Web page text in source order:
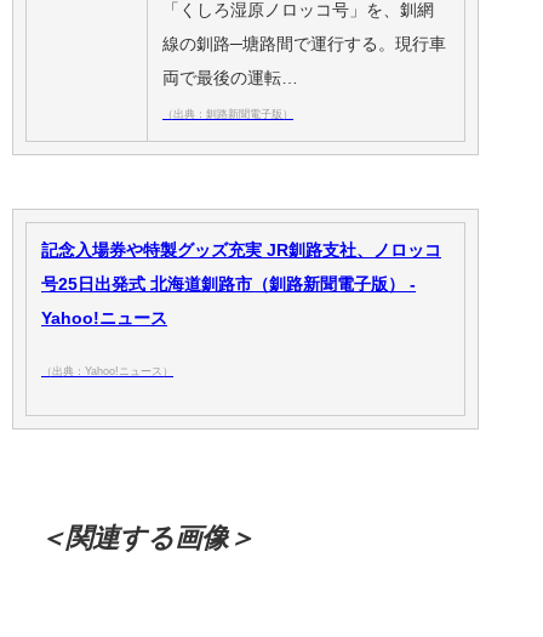
「くしろ湿原ノロッコ号」を、釧網
線の釧路─塘路間で運行する。現行車
両で最後の運転…
（出典：釧路新聞電子版）
記念入場券や特製グッズ充実 JR釧路支社、ノロッコ
号25日出発式 北海道釧路市（釧路新聞電子版） -
Yahoo!ニュース
（出典：Yahoo!ニュース）
＜関連する画像＞